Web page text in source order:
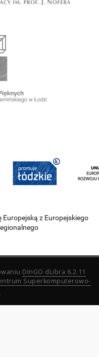
z Europejskiego
DInGO dLibra 6.2.11
Superkomputerowo-